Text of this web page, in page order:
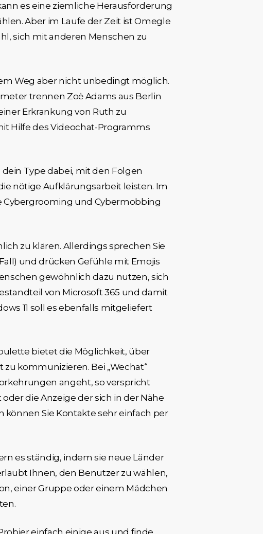
es eine ziemliche Herausforderung
Aber im Laufe der Zeit ist Omegle
sich mit anderen Menschen zu
Weg aber nicht unbe­dingt möglich.
trennen Zoė Adams aus Berlin
Erkrankung von Ruth zu
Hilfe des Video­chat-Programms
Type dabei, mit den Folgen
nötige Aufklärungsarbeit leisten. Im
und Cybermobbing
zu klären. Allerdings sprechen Sie
und drücken Gefühle mit Emojis
gewöhnlich dazu nutzen, sich
von Microsoft 365 und damit
11 soll es ebenfalls mitgeliefert
bietet die Möglichkeit, über
kommunizieren. Bei „Wechat“
angeht, so verspricht
die Anzeige der sich in der Nähe
können Sie Kontakte sehr einfach per
es ständig, indem sie neue Länder
Ihnen, den Benutzer zu wählen,
einer Gruppe oder einem Mädchen
einfach einige aus und finde